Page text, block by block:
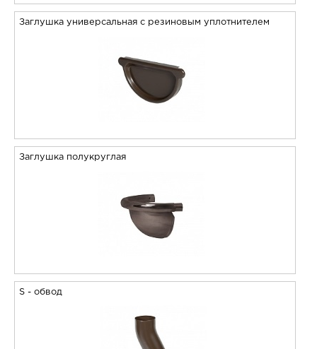
Заглушка универсальная с резиновым уплотнителем
Заглушка полукруглая
S - обвод